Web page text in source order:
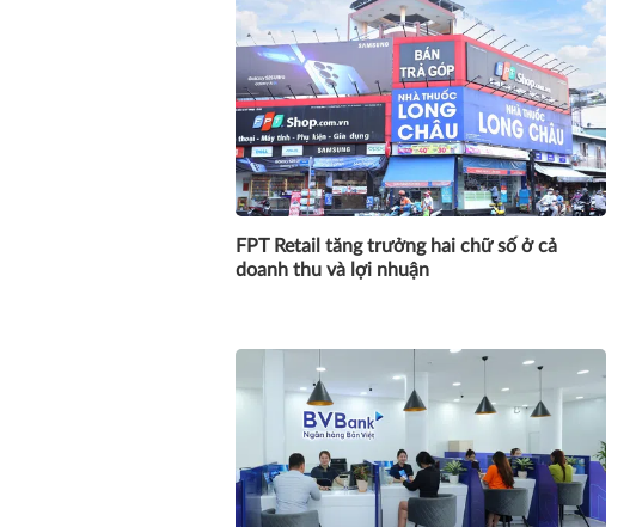
FPT Retail tăng trưởng hai chữ số ở cả
doanh thu và lợi nhuận